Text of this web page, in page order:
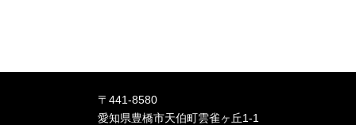
〒441-8580
愛知県豊橋市天伯町雲雀ヶ丘1-1